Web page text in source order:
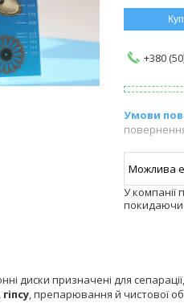
+380
У компанії
покидаючи
диски призначені для
, гіпсу, препарювання й чистової